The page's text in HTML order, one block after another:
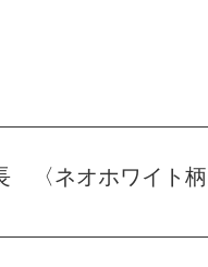
〈ネオホワイト